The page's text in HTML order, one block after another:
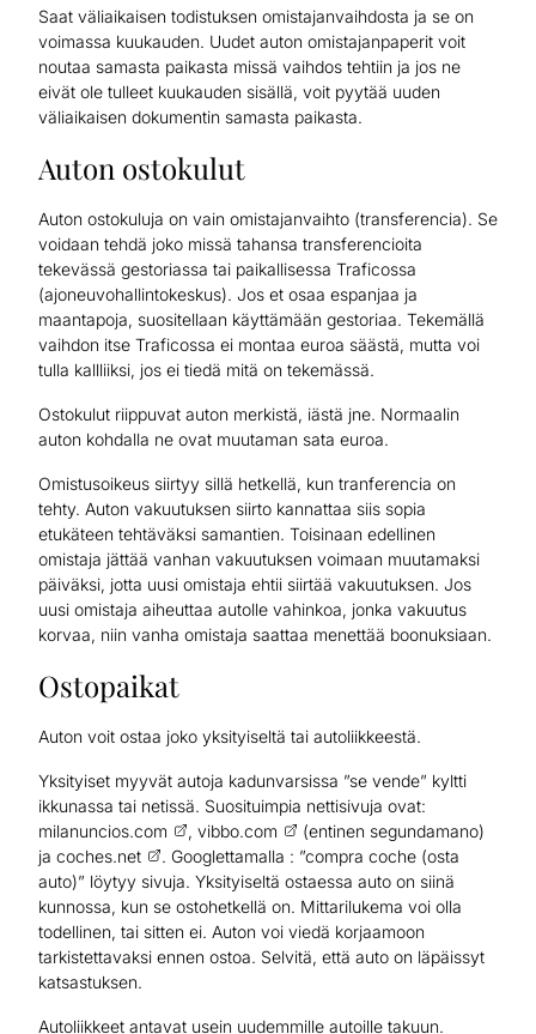
Saat väliaikaisen todistuksen omistajanvaihdosta ja se on
voimassa kuukauden. Uudet auton omistajanpaperit voit
noutaa samasta paikasta missä vaihdos tehtiin ja jos ne
eivät ole tulleet kuukauden sisällä, voit pyytää uuden
väliaikaisen dokumentin samasta paikasta.
Auton ostokulut
Auton ostokuluja on vain omistajanvaihto (transferencia). Se
voidaan tehdä joko missä tahansa transferencioita
tekevässä gestoriassa tai paikallisessa Traficossa
(ajoneuvohallintokeskus). Jos et osaa espanjaa ja
maantapoja, suositellaan käyttämään gestoriaa. Tekemällä
vaihdon itse Traficossa ei montaa euroa säästä, mutta voi
tulla kallliiksi, jos ei tiedä mitä on tekemässä.
Ostokulut riippuvat auton merkistä, iästä jne. Normaalin
auton kohdalla ne ovat muutaman sata euroa.
Omistusoikeus siirtyy sillä hetkellä, kun tranferencia on
tehty. Auton vakuutuksen siirto kannattaa siis sopia
etukäteen tehtäväksi samantien. Toisinaan edellinen
omistaja jättää vanhan vakuutuksen voimaan muutamaksi
päiväksi, jotta uusi omistaja ehtii siirtää vakuutuksen. Jos
uusi omistaja aiheuttaa autolle vahinkoa, jonka vakuutus
korvaa, niin vanha omistaja saattaa menettää boonuksiaan.
Ostopaikat
Auton voit ostaa joko yksityiseltä tai autoliikkeestä.
Yksityiset myyvät autoja kadunvarsissa ”se vende” kyltti
ikkunassa tai netissä. Suosituimpia nettisivuja ovat:
milanuncios.com
, vibbo.com
(entinen segundamano)
ja coches.net
. Googlettamalla : ”compra coche (osta
auto)” löytyy sivuja. Yksityiseltä ostaessa auto on siinä
kunnossa, kun se ostohetkellä on. Mittarilukema voi olla
todellinen, tai sitten ei. Auton voi viedä korjaamoon
tarkistettavaksi ennen ostoa. Selvitä, että auto on läpäissyt
katsastuksen.
Autoliikkeet antavat usein uudemmille autoille takuun.